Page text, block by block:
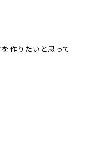
作りたいと思って